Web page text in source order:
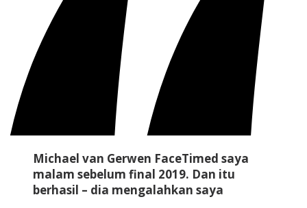
Michael van Gerwen FaceTimed saya
malam sebelum final 2019. Dan itu
berhasil – dia mengalahkan saya